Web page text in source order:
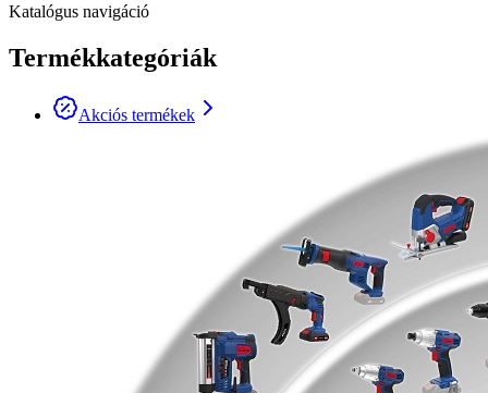
Katalógus navigáció
Termékkategóriák
Akciós termékek